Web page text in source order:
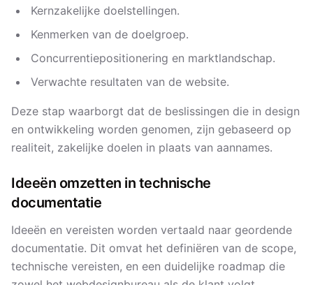
Kernzakelijke doelstellingen.
Kenmerken van de doelgroep.
Concurrentiepositionering en marktlandschap.
Verwachte resultaten van de website.
Deze stap waarborgt dat de beslissingen die in design
en ontwikkeling worden genomen, zijn gebaseerd op
realiteit, zakelijke doelen in plaats van aannames.
Ideeën omzetten in technische
documentatie
Ideeën en vereisten worden vertaald naar geordende
documentatie. Dit omvat het definiëren van de scope,
technische vereisten, en een duidelijke roadmap die